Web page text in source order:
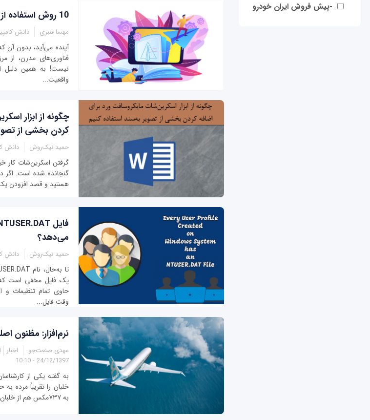
-پیش فروش ایران خودرو
10 روش استفاده از واقعیت افزوده در برنامه‌های موبایل
مهسا قنبری دانش
آینده می‌آید، بدون آن
فناوری‌های مدرن، از
نیست! به همین دلیل
واقعیت...
چگونه از ابزار
کردن بخشی از
حمید نیک‌روش دانش
گرفتن اسکرین‌شات کار
گنجانده شده است. اگر
هستید و قصد افزودن یک
می‌دهد؟
حمید نیک‌روش دانش
یک فایل مخفی است که
حاوی تمام تنظیمات و
وقت فایل...
نرم‌افزار: مظنون
مهدی صنعت‌جو اخبار
24/12/1397 - 10:10
به گفته یکی از
به ۷۳۷مکس هم از خلبان خود پیش افتاده است و حاصل آن، دو سقوط...